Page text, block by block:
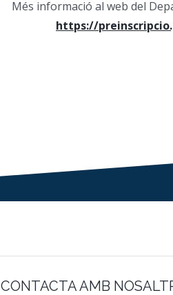
Més informació al web del
https://
CONTACTA AMB